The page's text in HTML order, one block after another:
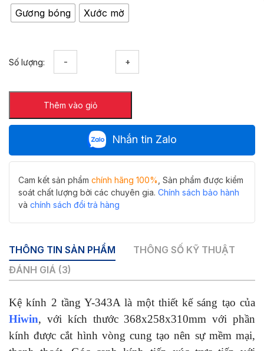
Gương bóng Xước mờ
Số lượng:
tầng
Y-
343A
lượng
Thêm vào giỏ
Nhắn tin Zalo
Cam kết sản phẩm chính hãng 100% , Sản phẩm được kiểm
soát chất lượng bởi các chuyên gia. Chính sách bảo hành
và chính sách đổi trả hàng
THÔNG TIN SẢN PHẨM
THÔNG SỐ KỸ THUẬT
ĐÁNH GIÁ (3)
Kệ kính 2 tầng Y-343A là một thiết kế sáng tạo của
Hiwin, với kích thước 368x258x310mm với phần
kính được cắt hình vòng cung tạo nên sự mềm mại,